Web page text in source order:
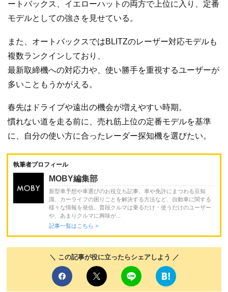
ートバックス、イエローハットの両方で上位に入り、定番
モデルとしての強さを見せている。
また、オートバックスではBLITZのレーザー対応モデルも
複数ランクインしており、
最新取締機への対応力や、使い勝手を重視するユーザーが
多いこともうかがえる。
春先はドライブや遠出の機会が増えやすい時期。
慣れない道を走る前に、売れ筋上位の定番モデルを基準
に、自分の使い方に合ったレーダー探知機を選びたい。
執筆者プロフィール
MOBY編集部
新型車予想や車選びのお役立ち記事、車や免許にまつわる豆知
識、カーライフの困りごとを解決する方法など、自動車に関する
様々な情報を発信。普段クルマは乗るだけ・使うだけのユーザー
や、あまりクルマに興味が...
記事一覧はこちら >
＼ この記事が役に立ったらシェアしよう ／